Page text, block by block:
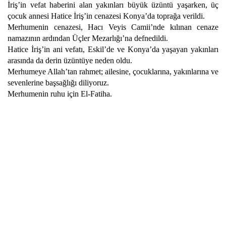
İriş’in vefat haberini alan yakınları büyük üzüntü yaşarken, üç
çocuk annesi Hatice İriş’in cenazesi Konya’da toprağa verildi.
Merhumenin cenazesi, Hacı Veyis Camii’nde kılınan cenaze
namazının ardından Üçler Mezarlığı’na defnedildi.
Hatice İriş’in ani vefatı, Eskil’de ve Konya’da yaşayan yakınları
arasında da derin üzüntüye neden oldu.
Merhumeye Allah’tan rahmet; ailesine, çocuklarına, yakınlarına ve
sevenlerine başsağlığı diliyoruz.
Merhumenin ruhu için El-Fatiha.